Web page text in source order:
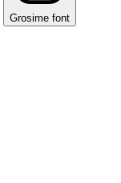
Grosime font